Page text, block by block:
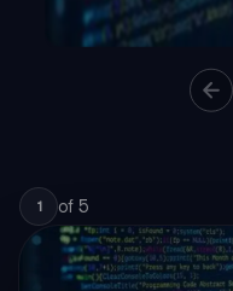
1 of 5